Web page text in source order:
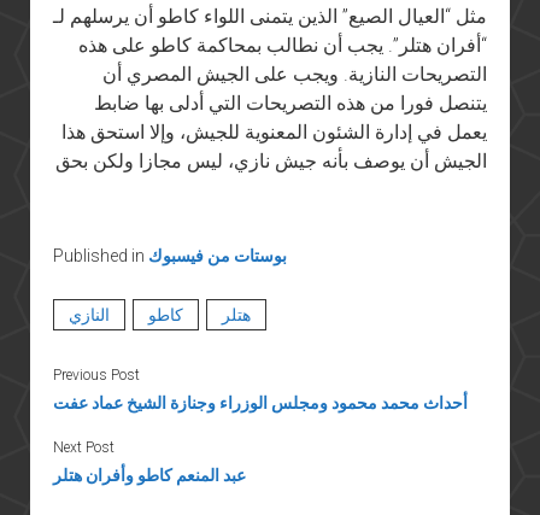
مثل “العيال الصيع” الذين يتمنى اللواء كاطو أن يرسلهم لـ
“أفران هتلر”. يجب أن نطالب بمحاكمة كاطو على هذه
التصريحات النازية. ويجب على الجيش المصري أن
يتنصل فورا من هذه التصريحات التي أدلى بها ضابط
يعمل في إدارة الشئون المعنوية للجيش، وإلا استحق هذا
الجيش أن يوصف بأنه جيش نازي، ليس مجازا ولكن بحق
Published in بوستات من فيسبوك
النازي كاطو هتلر
Previous Post
أحداث محمد محمود ومجلس الوزراء وجنازة الشيخ عماد عفت
Next Post
عبد المنعم كاطو وأفران هتلر